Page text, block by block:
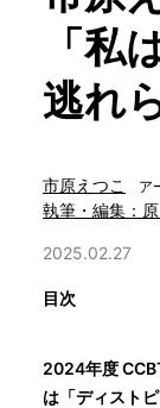
「私
逃れ
市原えつこ ア
執筆・編集：
2025.02.27
目次
2024年度
は「ディスト